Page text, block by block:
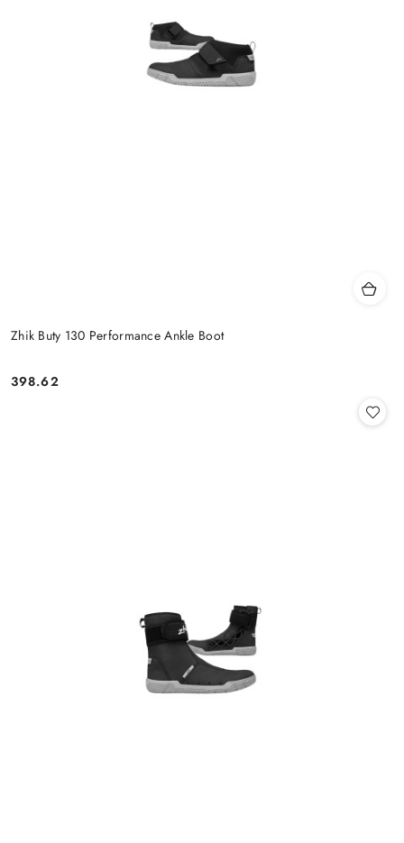
Zhik Buty 130 Performance Ankle Boot
Cena:
398.62